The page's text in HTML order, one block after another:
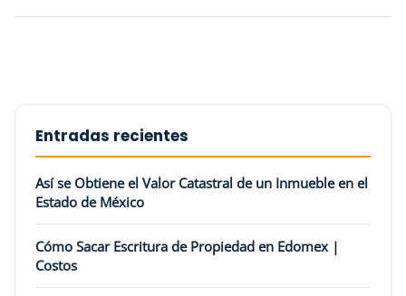
Entradas recientes
Así se Obtiene el Valor Catastral de un Inmueble en el
Estado de México
Cómo Sacar Escritura de Propiedad en Edomex |
Costos